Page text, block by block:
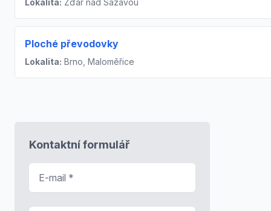
Ploché převodovky
Lokalita: Brno, Maloměřice
Kontaktní formulář